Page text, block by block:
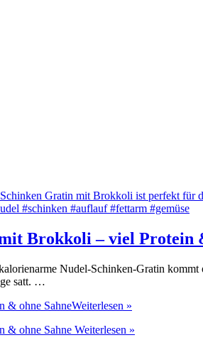
Brokkoli – viel Protein
Nudel-Schinken-Gratin
satt. …
& ohne SahneWeiterlesen »
& ohne Sahne Weiterlesen »